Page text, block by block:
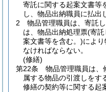
寄託に関する起案文書等
し、物品出納職員に払出
2
物品管理職員は、寄託
は、物品出納処理票(寄託
案文書等を含む。)によ
なければならない。
(修繕)
第22条
物品管理職員は、
属する物品の引渡しをす
修繕の契約等に関する起